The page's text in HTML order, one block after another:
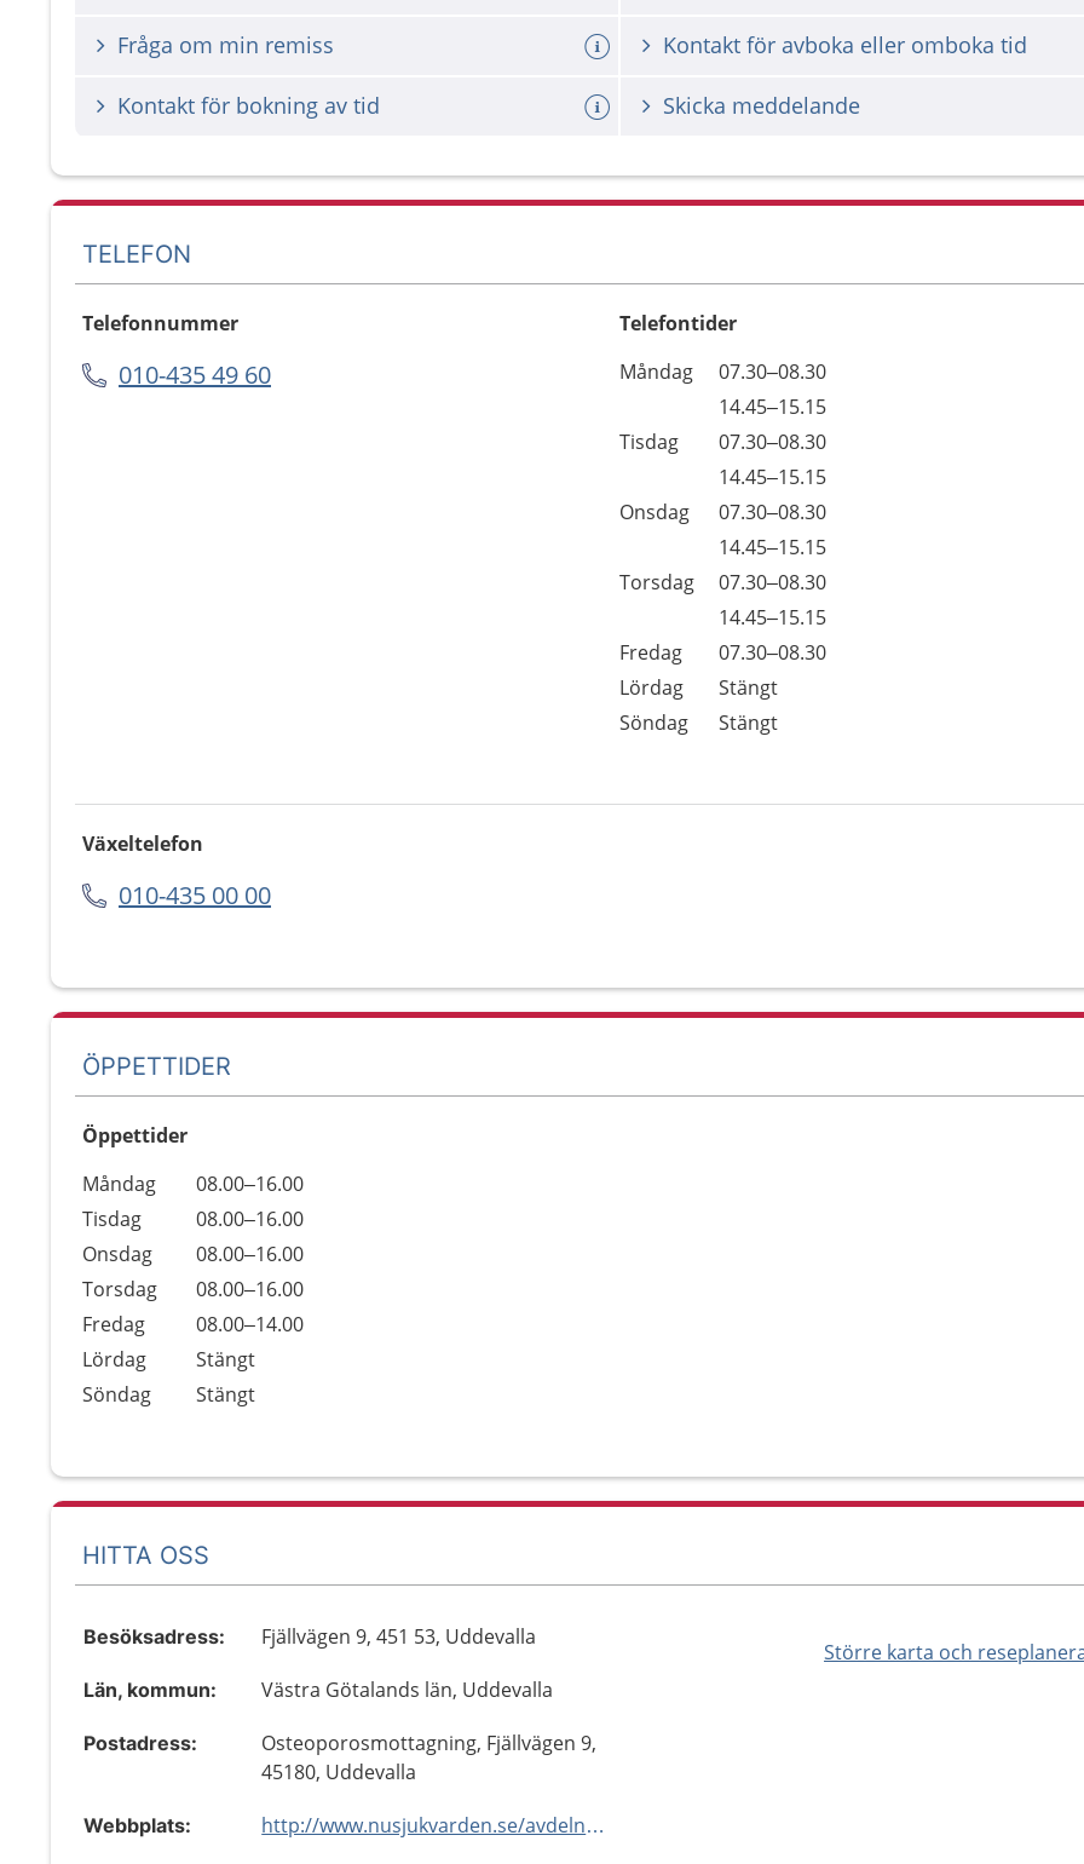
Fråga om min remiss Kontakt för avboka eller omboka tid
Kontakt för bokning av tid Skicka meddelande
TELEFON
Telefonnummer
010-435 49 60
Telefontider
Dag
Öppettider
Kommentarer
Måndag
07.30–08.30
14.45–15.15
Tisdag
07.30–08.30
14.45–15.15
Onsdag
07.30–08.30
14.45–15.15
Torsdag
07.30–08.30
14.45–15.15
Fredag
07.30–08.30
Lördag
Stängt
Söndag
Stängt
Växeltelefon
010-435 00 00
ÖPPETTIDER
Öppettider
Dag
Öppettider
Kommentarer
Måndag
08.00–16.00
Tisdag
08.00–16.00
Onsdag
08.00–16.00
Torsdag
08.00–16.00
Fredag
08.00–14.00
Lördag
Stängt
Söndag
Stängt
HITTA OSS
Större karta och
Besöksadress: Fjällvägen 9, 451 53, Uddevalla
Län, kommun: Västra Götalands län, Uddevalla
Postadress:
Osteoporosmottagning, Fjällvägen 9,
45180, Uddevalla
Webbplats: http://www.nusjukvarden.se/avdelningar-och-mottagningar/osteoporosmottagning/